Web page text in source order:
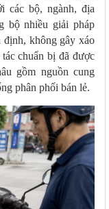
các bộ, ngành, địa
bộ nhiều giải pháp
định, không gây xáo
chuẩn bị đã được
gồm nguồn cung
phân phối bán lẻ.